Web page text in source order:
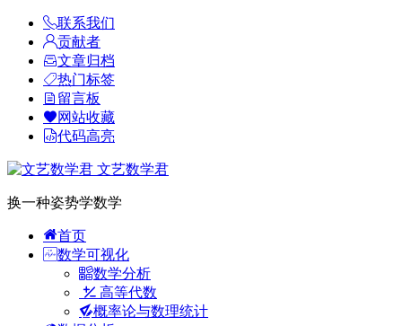
联系我们
贡献者
文章归档
热门标签
留言板
网站收藏
代码高亮
文艺数学君
换一种姿势学数学
首页
数学可视化
数学分析
高等代数
概率论与数理统计